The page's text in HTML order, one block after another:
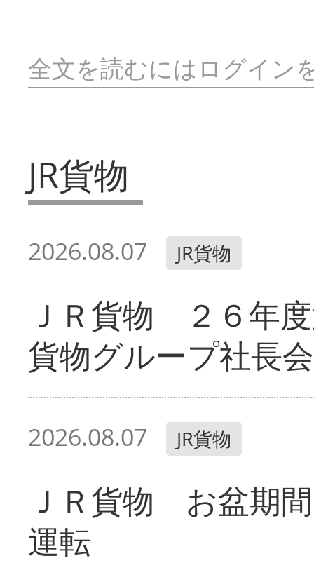
全文を読むにはログイン
JR貨物
2026.08.07 JR貨物
ＪＲ貨物 ２６年
貨物グループ社長
2026.08.07 JR貨物
ＪＲ貨物 お盆期
運転